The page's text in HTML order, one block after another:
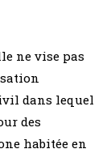
ne vise pas
dans lequel
des
habitée en